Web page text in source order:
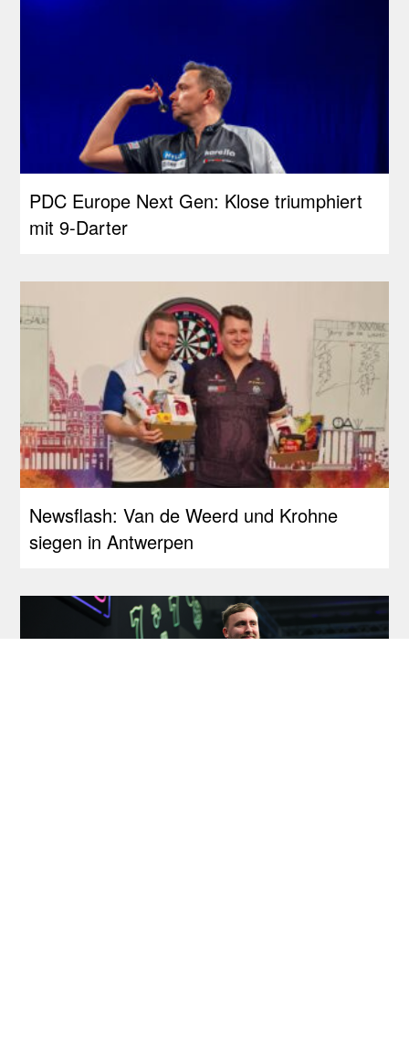
PDC Europe Next Gen: Klose triumphiert
mit 9-Darter
Newsflash: Van de Weerd und Krohne
siegen in Antwerpen